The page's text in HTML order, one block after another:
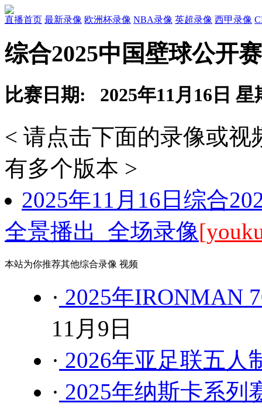
直播首页 最新录像 欧洲杯录像 NBA录像 英超录像 西甲录像
综合2025中国壁球公开
比赛日期: 2025年11月16日 星
< 请点击下面的录像或
有多个版本 >
2025年11月16日综合
全景播出 全场录像
本站为你推荐其他综合录像 视频
· 2025年IRONMAN
11月9日
· 2026年亚足联五
· 2025年纳斯卡系